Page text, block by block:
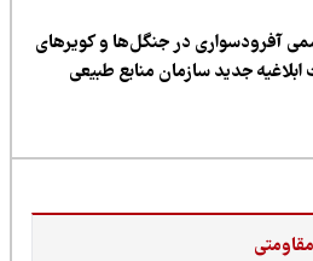
در جنگل‌ها و کویرهای
جدید سازمان منابع طبیعی